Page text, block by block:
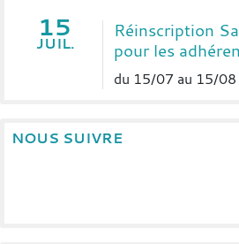
15
JUIL.
Réinscription
pour les
du 15/07 au 15/08
NOUS SUIVRE